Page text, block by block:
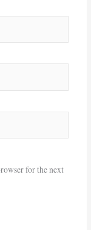
for the next